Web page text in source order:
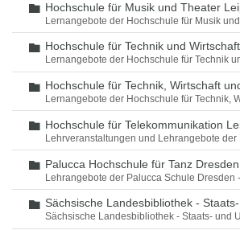
Ordner
Hochschule für Musik und Theater
Lernangebote der Hochschule für Musik
Ordner
Hochschule für Technik und
Lernangebote der Hochschule für Technik
Ordner
Hochschule für Technik, Wirtschaft
Lernangebote der Hochschule für Technik,
Ordner
Hochschule für Telekommunikation
Lehrveranstaltungen und Lehrangebote
Ordner
Palucca Hochschule für Tanz Dresden
Lehrangebote der Palucca Schule Dresden
Ordner
Sächsische Landesbibliothek -
Sächsische Landesbibliothek - Staats- und